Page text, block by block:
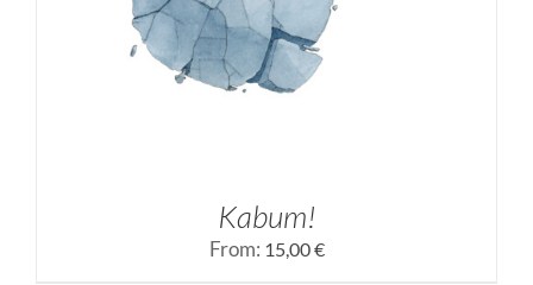
Kabum!
From: 15,00€